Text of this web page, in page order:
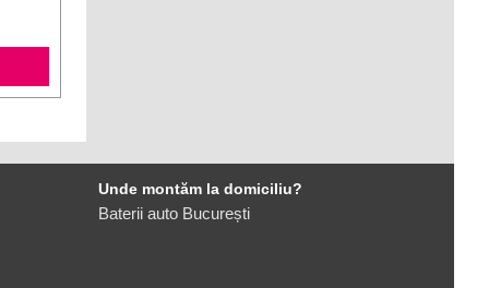
Unde montăm la domiciliu?
Baterii auto București